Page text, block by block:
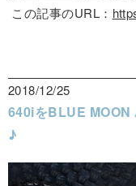
この記事のURL：
2018/12/25
640iをBLUE MOON
♪